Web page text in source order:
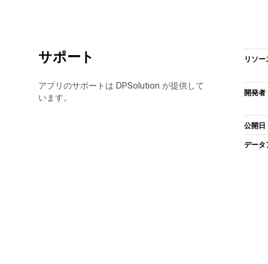
サポート
アプリのサポートは DPSolution が提供して
います。
リソー
開発者
公開日
データ